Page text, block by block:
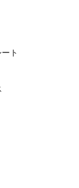
ト